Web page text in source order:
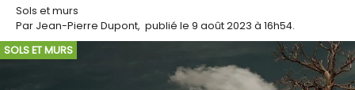
Sols et murs
Par Jean-Pierre Dupont, publié le 9 août 2023 à 16h54.
SOLS ET MURS